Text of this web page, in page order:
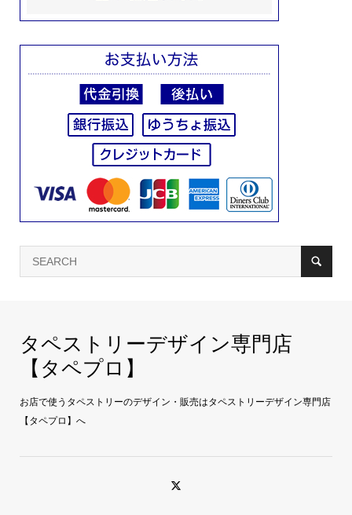
タペストリーデザイン専門店
【タペプロ】
お店で使うタペストリーのデザイン・販売はタペストリーデザイン専門店
【タペプロ】へ